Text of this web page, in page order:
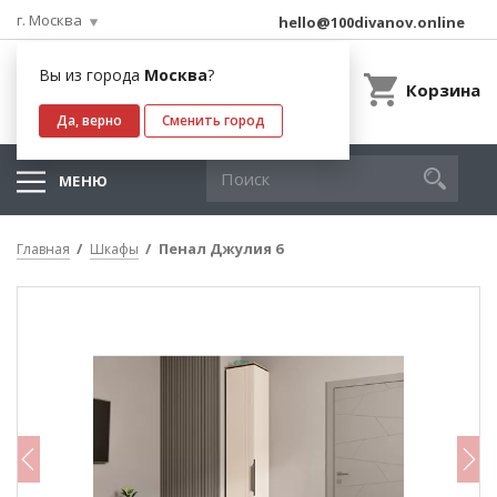
г. Москва
Вы из города Москва?
Да, верно Сменить город
hello@100divanov.online
Корзина
МЕНЮ
Главная Шкафы Пенал Джулия 6